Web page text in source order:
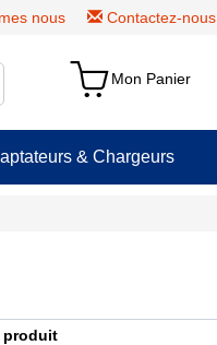
nous Contactez-nous
Mon Panier
& Chargeurs
produit